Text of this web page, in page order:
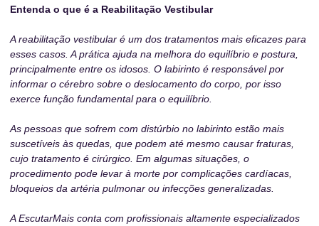
Entenda o que é a Reabilitação Vestibular
A reabilitação vestibular é um dos tratamentos mais eficazes para
esses casos. A prática ajuda na melhora do equilíbrio e postura,
principalmente entre os idosos. O labirinto é responsável por
informar o cérebro sobre o deslocamento do corpo, por isso
exerce função fundamental para o equilíbrio.
As pessoas que sofrem com distúrbio no labirinto estão mais
suscetíveis às quedas, que podem até mesmo causar fraturas,
cujo tratamento é cirúrgico. Em algumas situações, o
procedimento pode levar à morte por complicações cardíacas,
bloqueios da artéria pulmonar ou infecções generalizadas.
A EscutarMais conta com profissionais altamente especializados